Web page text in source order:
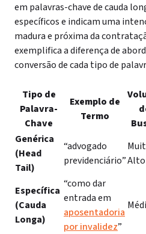
em palavras-chave de cauda
específicos e indicam uma
madura e próxima da
exemplifica a diferença de
conversão de cada tipo de
Tipo de
Palavra-
Chave
Exemplo de
Termo
Genérica
(Head
Tail)
“advogado
previdenciário”Alto
Específica
(Cauda
Longa)
“como dar
entrada em
aposentadoria
por invalidez”